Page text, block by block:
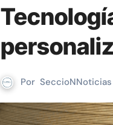
Por SeccioNNoticias